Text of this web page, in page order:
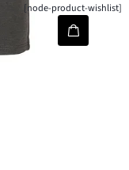
[node-product-wishlist]